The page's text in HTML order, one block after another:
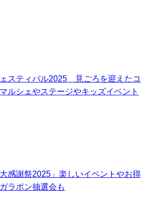
スティバル2025 見ごろを迎えたコ
ルシェやステージやキッズイベント
感謝祭2025」楽しいイベントやお得
ラポン抽選会も